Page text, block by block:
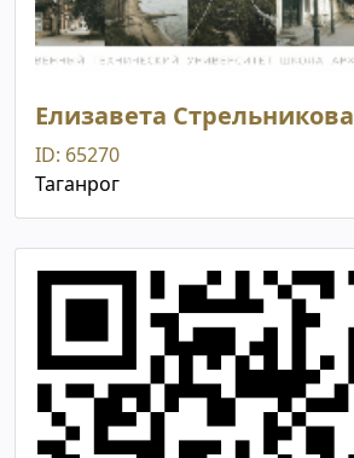
Елизавета Стрельникова
ID: 65270
Таганрог